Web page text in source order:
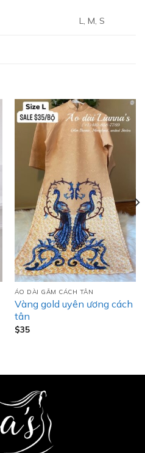
L, M, S
ÁO DÀI GẤM CÁCH TÂN
Vàng gold uyên ương cách
tân
$35